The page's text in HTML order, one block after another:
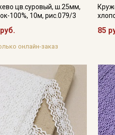
цв.суровый, ш.25мм,
100%, 10м, рис.079/3
онлайн-заказ
85
рассылка от
Купава
здесь дополнительные
и скидки до 30% на узкие
категории тканей